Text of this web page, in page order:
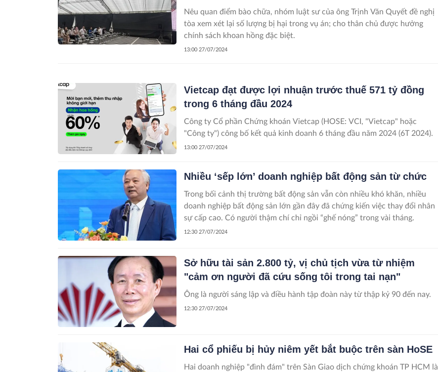
Nêu quan điểm bào chữa, nhóm luật sư của ông Trịnh Văn Quyết đề nghị
tòa xem xét lại số lượng bị hại trong vụ án; cho thân chủ được hưởng
chính sách khoan hồng đặc biệt.
13:00 27/07/2024
Vietcap đạt được lợi nhuận trước thuế 571 tỷ đồng
trong 6 tháng đầu 2024
Công ty Cổ phần Chứng khoán Vietcap (HOSE: VCI, "Vietcap" hoặc
"Công ty") công bố kết quả kinh doanh 6 tháng đầu năm 2024 (6T 2024).
13:00 27/07/2024
Nhiều ‘sếp lớn’ doanh nghiệp bất động sản từ chức
Trong bối cảnh thị trường bất động sản vẫn còn nhiều khó khăn, nhiều
doanh nghiệp bất động sản lớn gần đây đã chứng kiến việc thay đổi nhân
sự cấp cao. Có người thậm chí chỉ ngồi “ghế nóng” trong vài tháng.
12:30 27/07/2024
Sở hữu tài sản 2.800 tỷ, vị chủ tịch vừa từ nhiệm
"cảm ơn người đã cứu sống tôi trong tai nạn"
Ông là người sáng lập và điều hành tập đoàn này từ thập kỷ 90 đến nay.
12:30 27/07/2024
Hai cổ phiếu bị hủy niêm yết bắt buộc trên sàn HoSE
Hai doanh nghiệp "đình đám" trên Sàn Giao dịch chứng khoán TP HCM là